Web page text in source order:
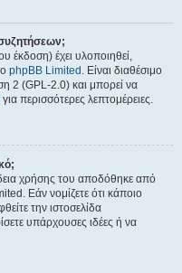
έκδοση) έχει υλοποιηθεί,
phpBB Limited . Είναι διαθέσιμο
2 (GPL-2.0) και μπορεί να
για περισσότερες λεπτομέρειες.
χρήσης του αποδόθηκε από
Εάν νομίζετε ότι κάποιο
την ιστοσελίδα
υπάρχουσες ιδέες ή να